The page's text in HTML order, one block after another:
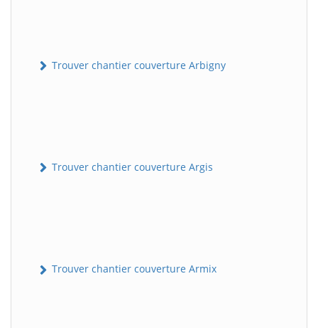
Trouver chantier couverture Arbigny
Trouver chantier couverture Argis
Trouver chantier couverture Armix